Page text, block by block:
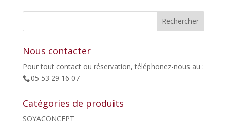
était : est :
Nous contacter
Pour tout contact ou réservation, téléphonez-nous au :
05 53 29 16 07
Catégories de produits
SOYACONCEPT